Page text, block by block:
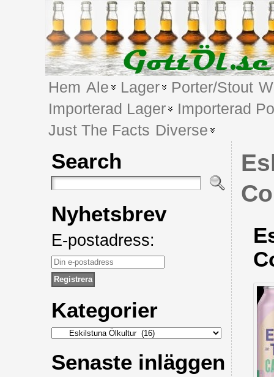
Hem Ale Lager Porter/Stout
Importerad Lager
Importerad
Just The Facts Diverse
Search
Nyhetsbrev
E-postadress:
Kategorier
Kategorier
Senaste inläggen